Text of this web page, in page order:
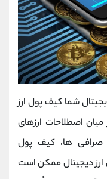
شما کیف پول ارز
اصطلاحات ارزهای
صرافی ها، کیف پول
دیجیتال ممکن است